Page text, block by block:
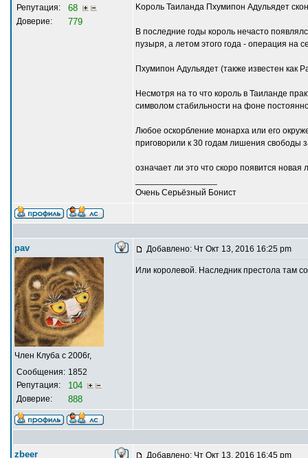
Репутация:
68
Доверие: 779
Kороль Таиланда Пхумипон Адульядет
В последние годы король нечасто
пузыря, а летом этого года - операция на
Пхумипон Адульядет (также известен как
Несмотря на то что король в Таиланде
символом стабильности на фоне
Любое оскорбление монарха или его
приговорили к 30 годам лишения свободы
означает ли это что скоро появится
Очень Серьёзный Бонист
pav
Член Клуба с 2006г,
Сообщения: 1852
Репутация:
104
Доверие: 888
Добавлено: Чт Окт 13, 2016 16:25 pm
Или королевой. Наследник престола там
zbeer Добавлено: Чт Окт 13, 2016 16:45 pm